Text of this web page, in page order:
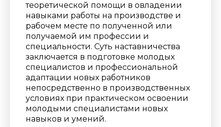
теоретической помощи в овладении
навыками работы на производстве и
рабочем месте по полученной или
получаемой им профессии и
специальности. Суть наставничества
заключается в подготовке молодых
специалистов и профессиональной
адаптации новых работников
непосредственно в производственных
условиях при практическом освоении
молодыми специалистами новых
навыков и умений.